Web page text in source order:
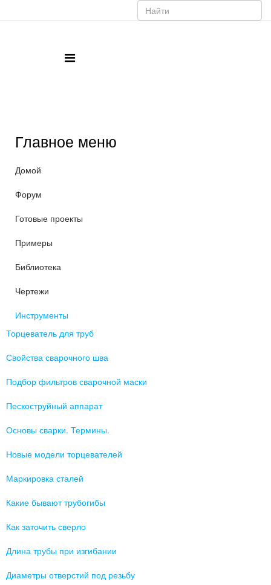
Главное меню
Домой
Форум
Готовые проекты
Примеры
Библиотека
Чертежи
Инструменты
Торцеватель для труб
Свойства сварочного шва
Подбор фильтров сварочной маски
Пескоструйный аппарат
Основы сварки. Термины.
Новые модели торцевателей
Маркировка сталей
Какие бывают трубогибы
Как заточить сверло
Длина трубы при изгибании
Диаметры отверстий под резьбу